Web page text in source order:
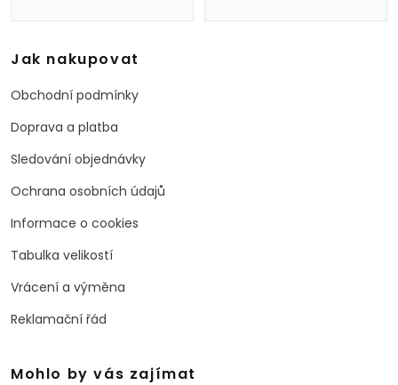
Jak nakupovat
Obchodní podmínky
Doprava a platba
Sledování objednávky
Ochrana osobních údajů
Informace o cookies
Tabulka velikostí
Vrácení a výměna
Reklamační řád
Mohlo by vás zajímat